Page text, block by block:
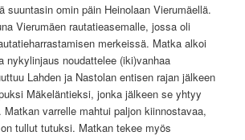
suuntasin omin päin Heinolaan Vierumäellä.
Vierumäen rautatieasemalle, jossa oli
merkeissä. Matka alkoi
nykylinjaus noudattelee (iki)vanhaa
Lahden ja Nastolan entisen rajan jälkeen
Mäkeläntieksi, jonka jälkeen se yhtyy
Matkan varrelle mahtui paljon kiinnostavaa,
tullut tutuksi. Matkan tekee myös